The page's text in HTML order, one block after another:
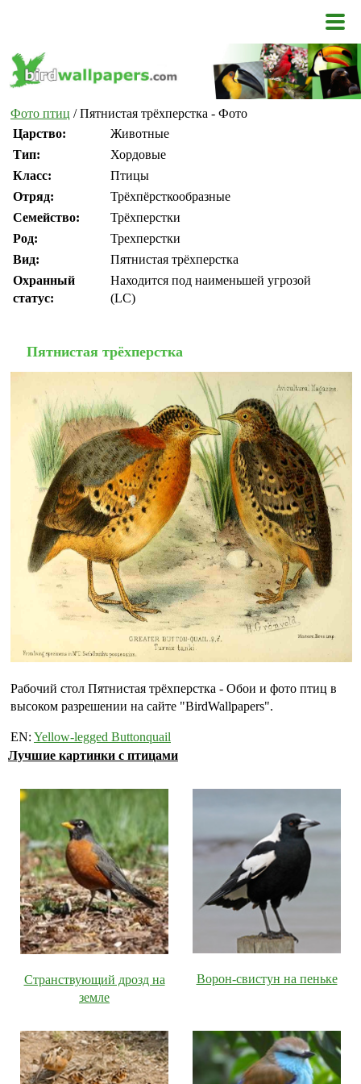
Фото птиц / Пятнистая трёхперстка - Фото
Царство:
Животные
Тип:
Хордовые
Класс:
Птицы
Отряд:
Трёхпёрсткообразные
Семейство:
Трёхперстки
Род:
Трехперстки
Вид:
Пятнистая трёхперстка
Охранный
статус:
Находится под наименьшей угрозой
(LC)
Пятнистая трёхперстка
Рабочий стол Пятнистая трёхперстка - Обои и фото птиц в
высоком разрешении на сайте "BirdWallpapers".
EN: Yellow-legged Buttonquail
Лучшие картинки с птицами
Странствующий дрозд на
земле
Ворон-свистун на пеньке